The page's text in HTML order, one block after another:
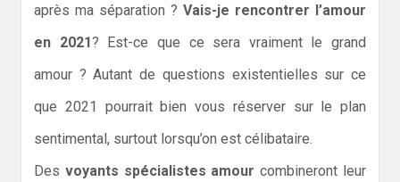
après ma séparation ? Vais-je rencontrer l’amour
en 2021? Est-ce que ce sera vraiment le grand
amour ? Autant de questions existentielles sur ce
que 2021 pourrait bien vous réserver sur le plan
sentimental, surtout lorsqu’on est célibataire.
Des voyants spécialistes amour combineront leur